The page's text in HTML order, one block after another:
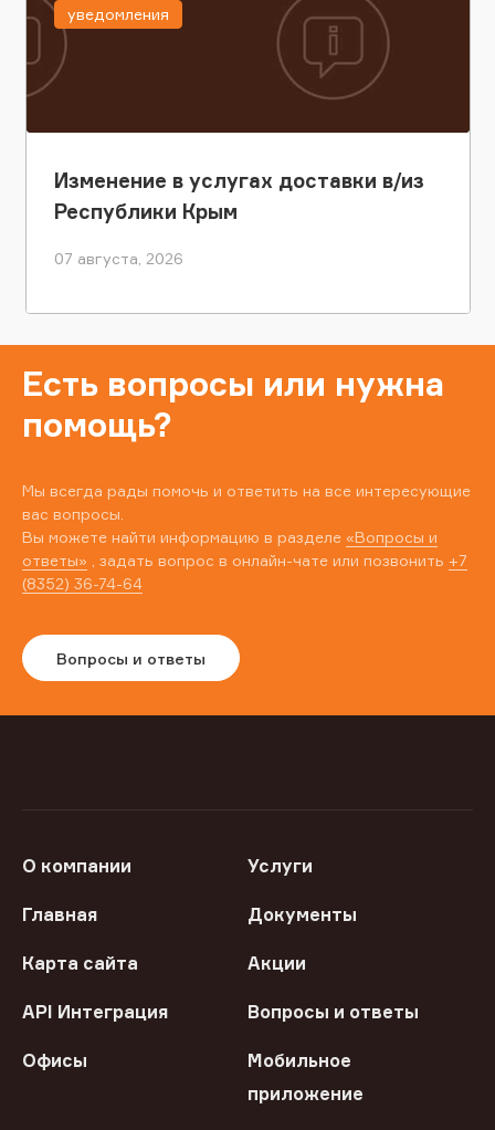
Изменение в услугах доставки в/из
Республики Крым
07 августа, 2026
уведомления
Есть вопросы или нужна
помощь?
Мы всегда рады помочь и ответить на все интересующие
вас вопросы.
Вы можете найти информацию в разделе «Вопросы и
ответы» , задать вопрос в онлайн-чате или позвонить +7
(8352) 36-74-64
Вопросы и ответы
О компании Услуги
Главная Документы
Карта сайта Акции
API Интеграция Вопросы и ответы
Офисы
Мобильное
приложение